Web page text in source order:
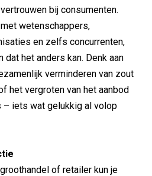
bij consumenten.
wetenschappers,
en zelfs concurrenten,
het anders kan. Denk aan
verminderen van zout
het vergroten van het aanbod
– iets wat gelukkig al volop
of retailer kun je